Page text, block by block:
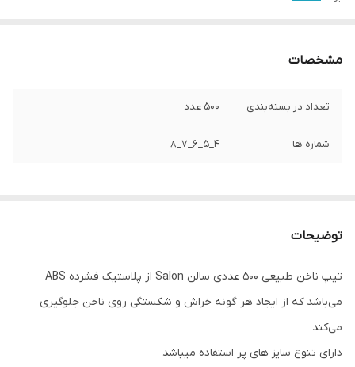
مشخصات
تعداد در بسته‌بندی 500 عدد
شماره ها 4_5_6_7_8
توضیحات
تیپ ناخن طبیعی 500 عددی سالن Salon از پلاستیک‌ ‌فشرده ABS
می‌باشد که از ایجاد هر گونه خراش و شکستگی روی ناخن جلوگیری
می‌کند
دارای تنوع سایز های پر استفاده میباشد